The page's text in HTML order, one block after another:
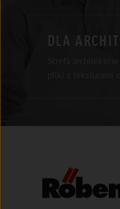
DLA
Strefa
Instagram